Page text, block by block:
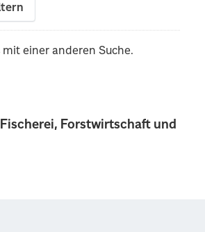
Forstwirtschaft und
mit einer anderen Suche.